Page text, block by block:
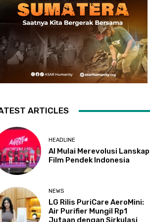
ARTICLES
HEADLINE
AI Mulai Merevolusi Lanskap
Film Pendek Indonesia
NEWS
LG Rilis PuriCare AeroMini:
Air Purifier Mungil Rp1